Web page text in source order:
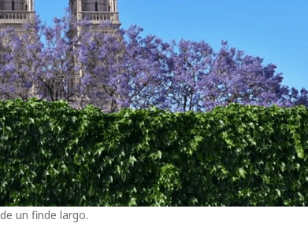
un finde largo.